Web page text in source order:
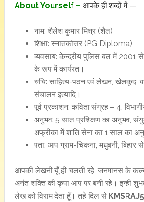
About Yourself – आपके ही शब्दों में —
नाम: शैलेश कुमार मिश्र (शैल)
शिक्षा: स्नातकोत्तर (PG Diploma)
व्यवसाय: केन्द्रीय पुलिस बल में 2001 से
के रूप में कार्यरत।
रुचि: साहित्य-पठन एवं लेखन, खेलकूद,
संचालन इत्यादि।
पूर्व प्रकाशन: कविता संग्रह – 4,
अनुभव: 5 साल प्रशिक्षण का अनुभव,
अफ्रीका में शांति सेना का 1 साल का
पता: आप ग्राम-चिकना, मधुबनी, बिहार
आपकी लेखनी यूँ ही चलती रहे, जनमानस के
अनंत शक्ति की कृपा आप पर बनी रहे। इन्ही
लेख को विराम देता हूँ। तहे दिल से